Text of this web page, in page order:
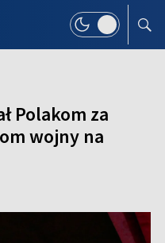
Polakom za
wojny na